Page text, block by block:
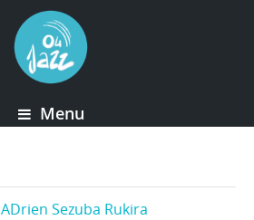
Menu
ADrien Sezuba Rukira